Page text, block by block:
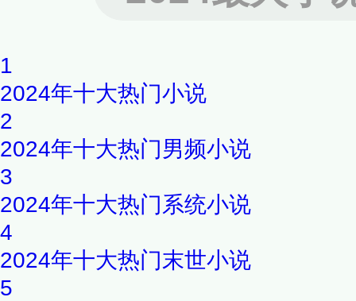
1
2024年十大热门小说
2
2024年十大热门男频小说
3
2024年十大热门系统小说
4
2024年十大热门末世小说
5